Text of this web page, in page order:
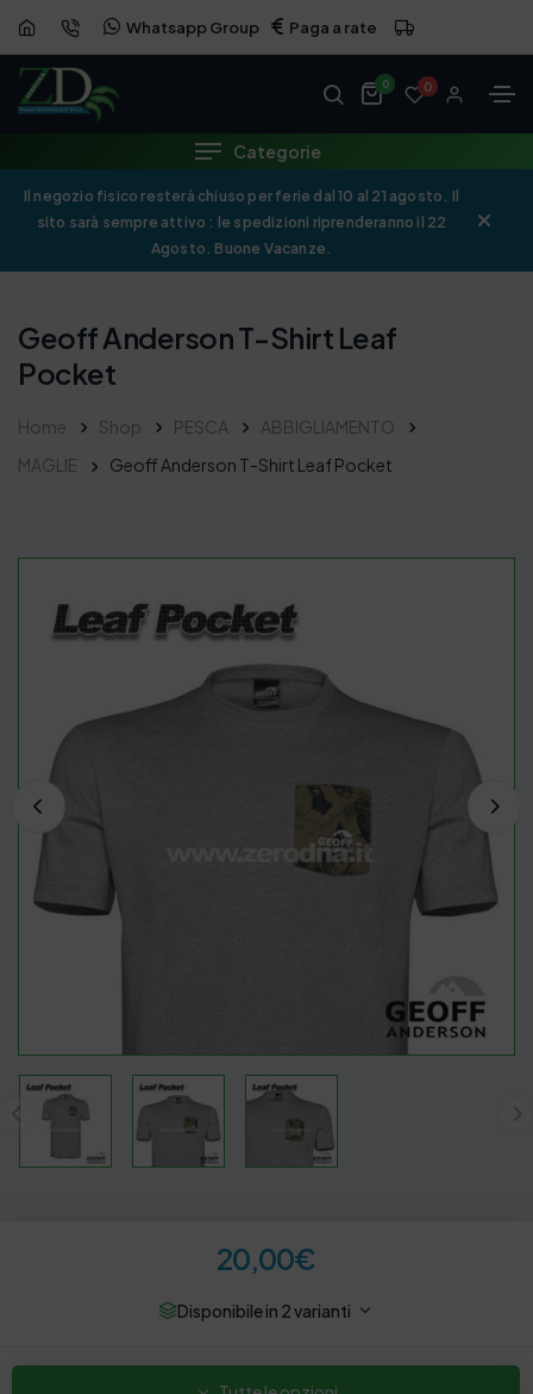
Whatsapp Group Paga a rate
0 0
Categorie
Il negozio fisico resterà chiuso per ferie dal 10 al 21 agosto. Il
sito sarà sempre attivo : le spedizioni riprenderanno il 22
Agosto. Buone Vacanze.
Geoff Anderson T-Shirt Leaf
Pocket
Home Shop PESCA
ABBIGLIAMENTO
MAGLIE
Geoff Anderson T-Shirt Leaf Pocket
20,00€
Disponibile in 2 varianti